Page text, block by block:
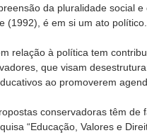
da pluralidade social
(1992), é em si um ato político.
relação à política tem
que visam
ao promoverem
conservadoras têm de
“Educação, Valores e